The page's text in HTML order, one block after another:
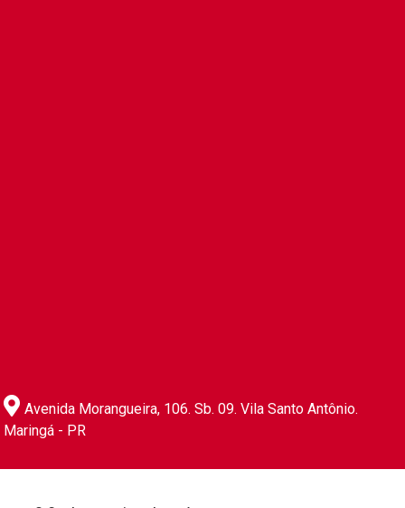
Avenida Morangueira, 106. Sb. 09. Vila Santo Antônio.
Maringá - PR